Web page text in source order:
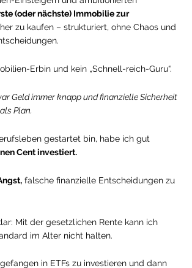
(oder nächste) Immobilie zur
zu kaufen – strukturiert, ohne Chaos und
Erbin und kein „Schnell-reich-Guru“.
Geld immer knapp und finanzielle Sicherheit
Plan.
gestartet bin, habe ich gut
Cent investiert.
falsche finanzielle Entscheidungen zu
Mit der gesetzlichen Rente kann ich
im Alter nicht halten.
in ETFs zu investieren und dann